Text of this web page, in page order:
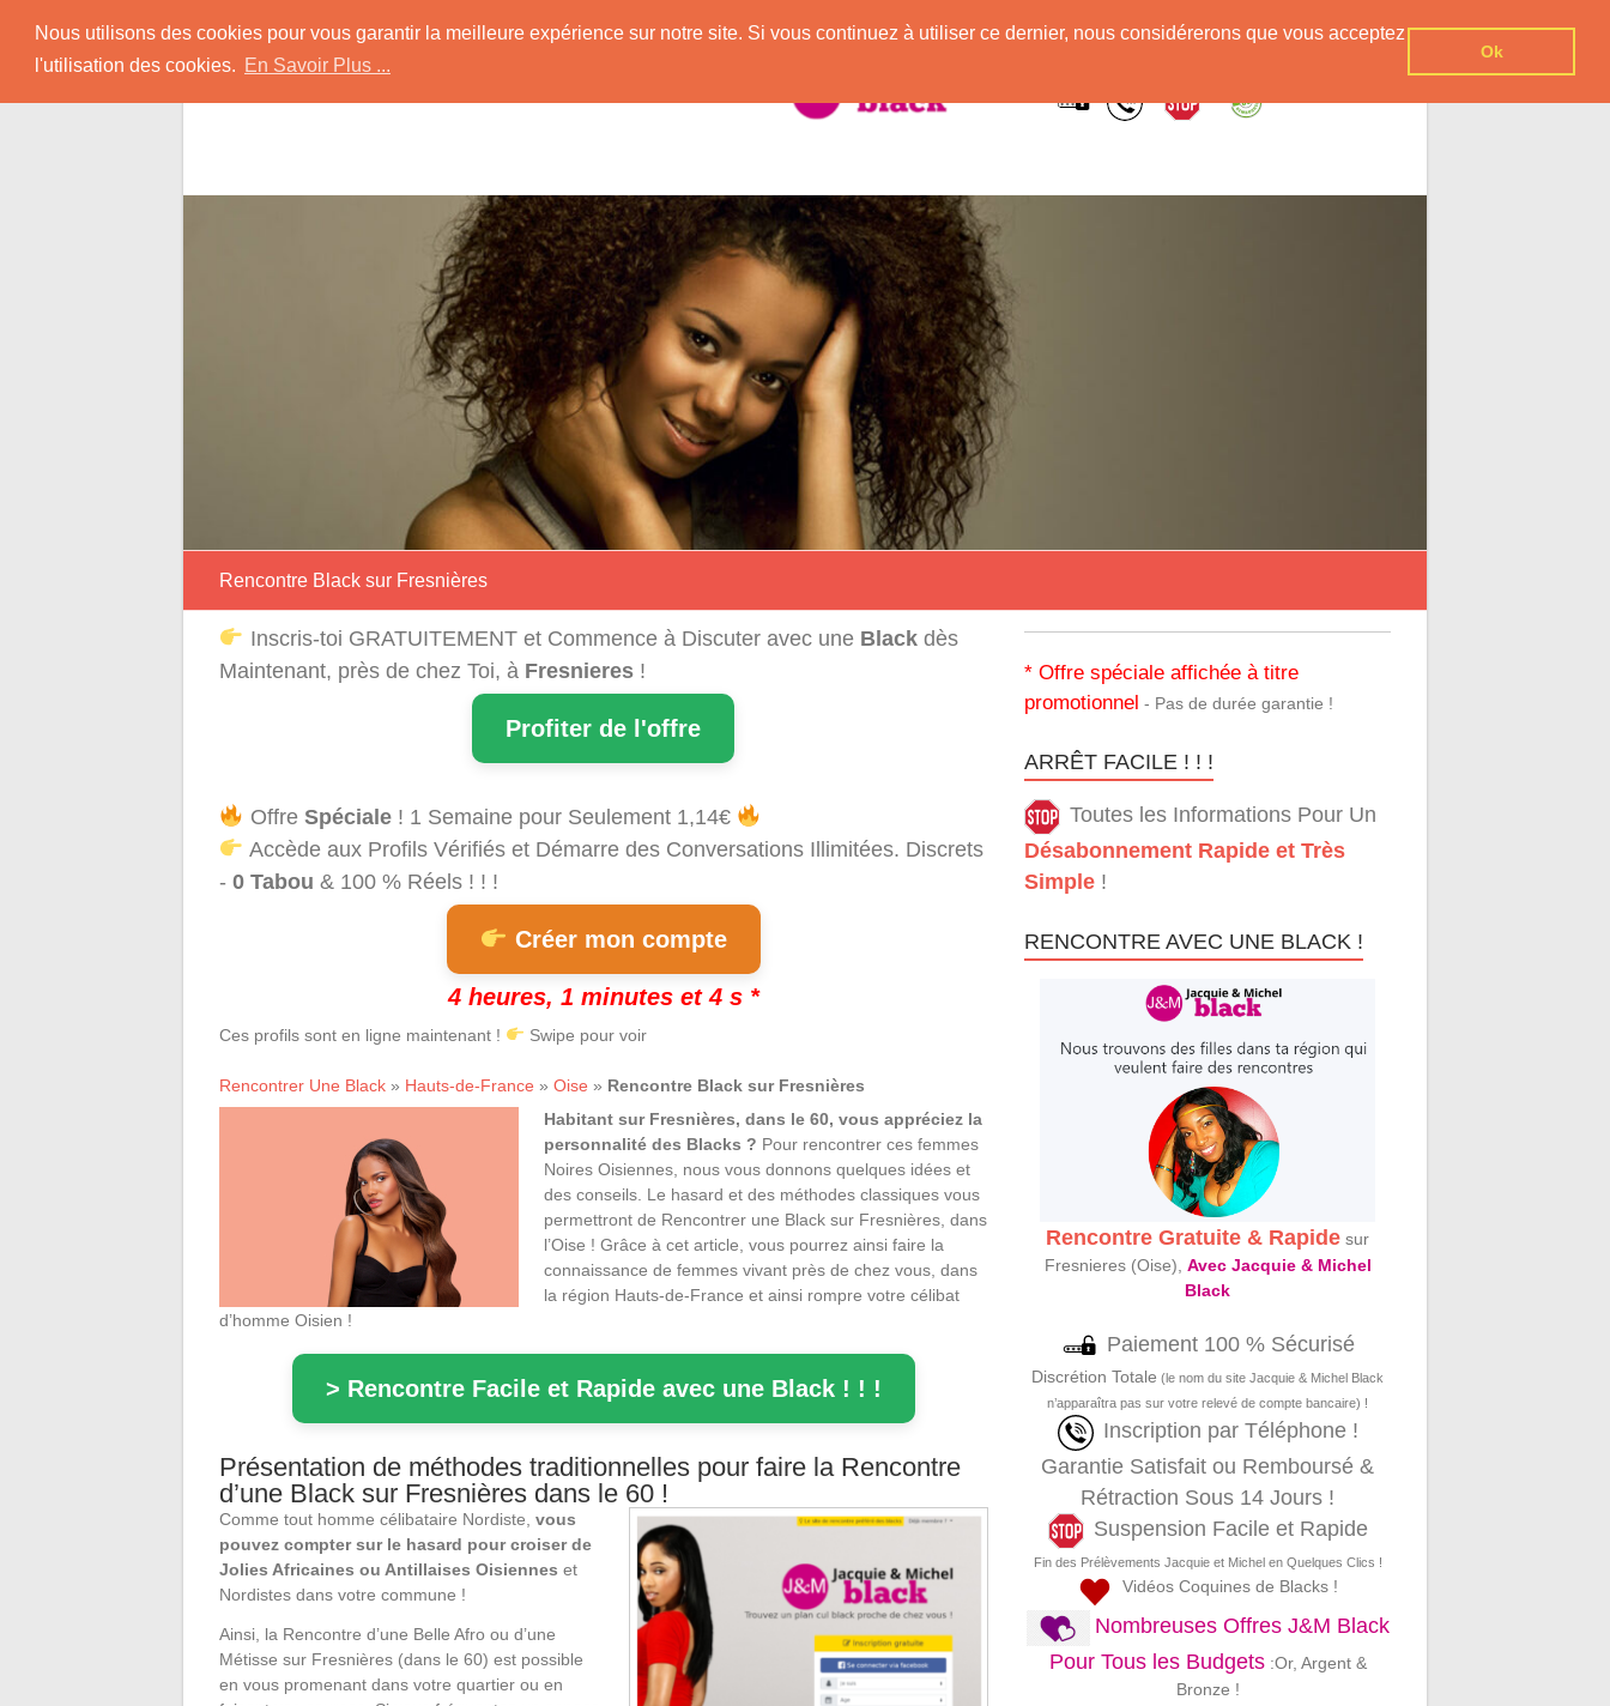
Nous utilisons des cookies pour vous garantir la meilleure expérience sur notre site. Si vous continuez à utiliser ce dernier, nous considérerons que vous acceptez
l'utilisation des cookies. En Savoir Plus ...
Ok
content
Rencontrer-Black
Conseils pour Rencontrer une Jolie Célibataire à la Peau Noire !
Rencontre Black sur Fresnières
Inscris-toi GRATUITEMENT et Commence à Discuter avec une Blackdès
Maintenant, près de chez Toi, à Fresnieres !
Profiter de l'offre
Offre Spéciale! 1 Semaine pour Seulement 1,14€
Accède aux Profils Vérifiés et Démarre des Conversations Illimitées. Discrets
- 0 Tabou & 100 % Réels ! ! !
Créer mon compte
4 heures, 1 minutes et 3 s *
Ces profils sont en ligne maintenant ! Swipe pour voir
Rencontrer Une Black » Hauts-de-France » Oise » Rencontre Black sur Fresnières
Habitant sur Fresnières, dans le 60, vous appréciez la
personnalité des Blacks ? Pour rencontrer ces femmes
Noires Oisiennes, nous vous donnons quelques idées et
des conseils. Le hasard et des méthodes classiques vous
permettront de Rencontrer une Black sur Fresnières, dans
l’Oise ! Grâce à cet article, vous pourrez ainsi faire la
connaissance de femmes vivant près de chez vous, dans
la région Hauts-de-France et ainsi rompre votre célibat
d’homme Oisien !
> Rencontre Facile et Rapide avec une Black ! ! !
Présentation de méthodes traditionnelles pour faire la Rencontre
d’une Black sur Fresnières dans le 60 !
Comme tout homme célibataire Nordiste, vous
pouvez compter sur le hasard pour croiser de
Jolies Africaines ou Antillaises Oisiennes et
Nordistes dans votre commune !
Ainsi, la Rencontre d’une Belle Afro ou d’une
Métisse sur Fresnières (dans le 60) est possible
en vous promenant dans votre quartier ou en
* Offre spéciale affichée à titre
promotionnel - Pas de durée garantie !
ARRÊT FACILE ! ! !
Toutes les Informations Pour Un
Désabonnement Rapide et Très
Simple !
RENCONTRE AVEC UNE BLACK !
Rencontre Gratuite & Rapide sur
Fresnieres (Oise), Avec Jacquie & Michel
Black
Paiement 100 % Sécurisé
Discrétion Totale (le nom du site Jacquie & Michel Black
n’apparaîtra pas sur votre relevé de compte bancaire) !
Inscription par Téléphone !
Garantie Satisfait ou Remboursé &
Rétraction Sous 14 Jours !
Suspension Facile et Rapide
Fin des Prélèvements Jacquie et Michel en Quelques Clics !
Vidéos Coquines de Blacks !
Nombreuses Offres J&M Black
Pour Tous les Budgets:Or, Argent &
Bronze !